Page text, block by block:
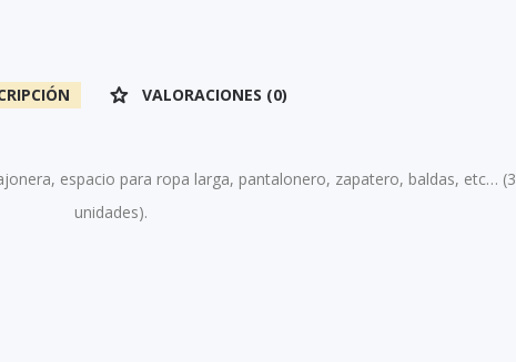
VALORACIONES (0)
espacio para ropa larga, pantalonero, zapatero, baldas, etc… (3
unidades).